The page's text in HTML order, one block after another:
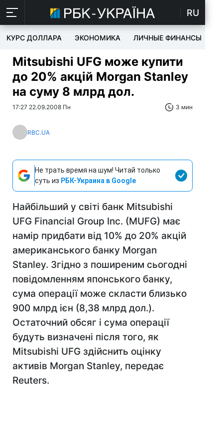
RU
КУРС ДОЛЛАРА ЭКОНОМИКА ЛИЧНЫЕ ФИНАНСЫ
Mitsubishi UFG може купити
до 20% акцій Morgan Stanley
на суму 8 млрд дол.
17:27 22.09.2008 Пн 3 мин
RBC.UA
Не трать время на шум! Читай только
суть из РБК-Украина в Google
Найбільший у світі банк Mitsubishi
UFG Financial Group Inc. (MUFG) має
намір придбати від 10% до 20% акцій
американського банку Morgan
Stanley. Згідно з поширеним сьогодні
повідомленням японського банку,
сума операції може скласти близько
900 млрд ієн (8,38 млрд дол.).
Остаточний обсяг і сума операції
будуть визначені після того, як
Mitsubishi UFG здійснить оцінку
активів Morgan Stanley, передає
Reuters.